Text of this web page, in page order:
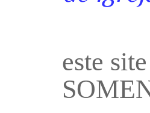
este